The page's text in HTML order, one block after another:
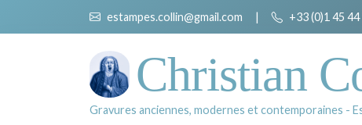
estampes.collin@gmail.com | +33 (0)1 45
Christian
Gravures anciennes, modernes et contemporaines -